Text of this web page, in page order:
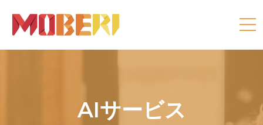
AIサービス